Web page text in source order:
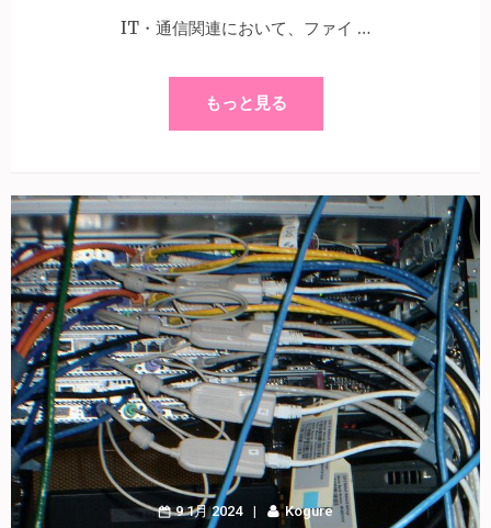
IT・通信関連において、ファイ …
もっと見る
9 1月 2024 Kogure